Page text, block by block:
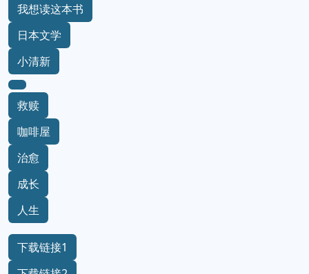
我想读这本书
日本文学
小清新
救赎
咖啡屋
治愈
成长
人生
下载链接1